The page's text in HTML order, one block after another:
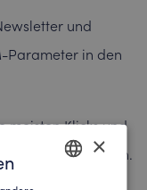
und
Parameter in den
meisten Klicks und
erzeugen.
×